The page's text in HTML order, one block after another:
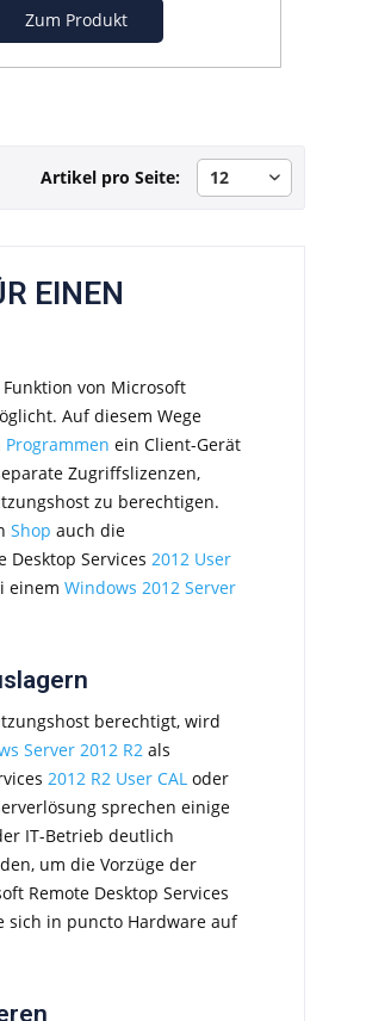
Zum Produkt
Artikel pro Seite:
EINEN
von Microsoft
Auf diesem Wege
Programmen ein Client-Gerät
Zugriffslizenzen,
zu berechtigen.
Shop auch die
Desktop Services 2012 User
einem Windows 2012 Server
berechtigt, wird
Server 2012 R2 als
2012 R2 User CAL oder
sprechen einige
IT-Betrieb deutlich
um die Vorzüge der
Remote Desktop Services
sich in puncto Hardware auf